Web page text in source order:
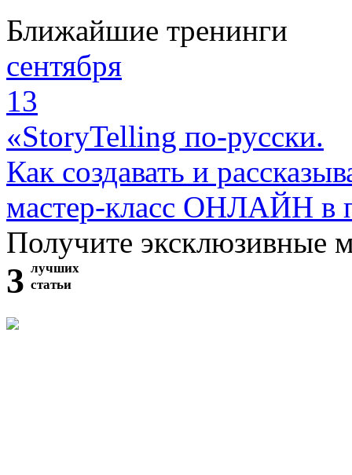
Ближайшие тренинги
сентября
13
«StoryTelling по-русски.
Как создавать и
мастер-класс ОНЛАЙН в
Получите эксклюзивные
3 лучших
статьи